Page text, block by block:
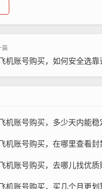
机账号购买，如何安全选
机账号购买，多少天内能
机账号购买，在哪里查看
机账号购买，去哪儿找优质账
机账号购买，买几个月更